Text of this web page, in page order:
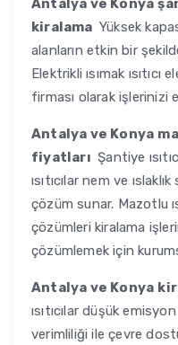
Antalya ve Konya
kiralama Yüksek
alanların etkin bir
Elektrikli ısımak ısıtıcı
firması olarak işlerinizi
Antalya ve Konya
fiyatları Şantiye
ısıtıcılar nem ve
çözüm sunar. Mazotlu
çözümleri kiralama
çözümlemek için
Antalya ve Konya
ısıtıcılar düşük
verimliliği ile çevre